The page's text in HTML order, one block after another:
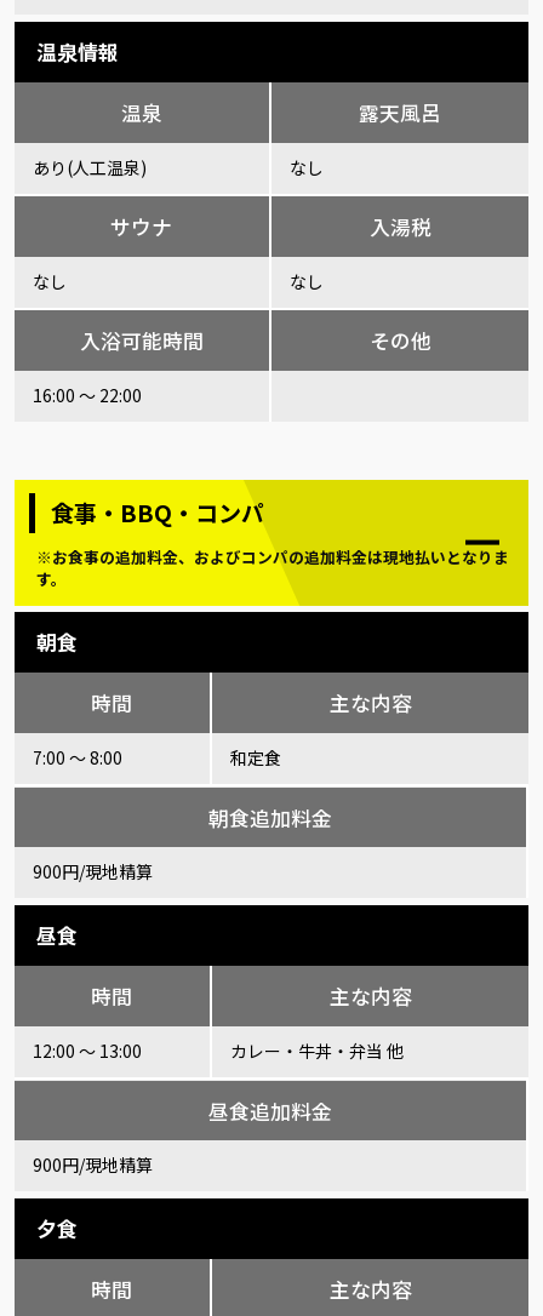
温泉情報
温泉
あり(人工温泉)
露天風呂
なし
サウナ
なし
入湯税
なし
入浴可能時間
16:00 ～ 22:00
その他
食事・BBQ・コンパ
※お食事の追加料金、およびコンパの追加料金は現地払いとなりま
す。
朝食
時間
7:00 ～ 8:00
主な内容
和定食
朝食追加料金
900円/現地精算
昼食
時間
12:00 ～ 13:00
主な内容
カレー・牛丼・弁当 他
昼食追加料金
900円/現地精算
夕食
時間 主な内容